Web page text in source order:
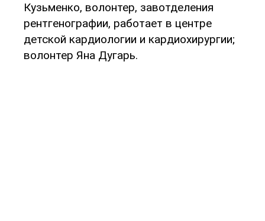
Кузьменко, волонтер, завотделения
рентгенографии, работает в центре
детской кардиологии и кардиохирургии;
волонтер Яна Дугарь.